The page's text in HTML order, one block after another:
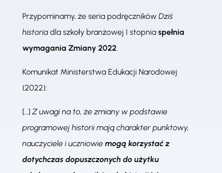
Przypominamy, że seria podręczników Dziś
historiadla szkoły branżowej I stopnia spełnia
wymagania Zmiany 2022.
Komunikat Ministerstwa Edukacji Narodowej
(2022):
[…] Z uwagi na to, że zmiany w podstawie
programowej historii mają charakter punktowy,
nauczyciele i uczniowie mogą korzystać z
dotychczas dopuszczonych do użytku